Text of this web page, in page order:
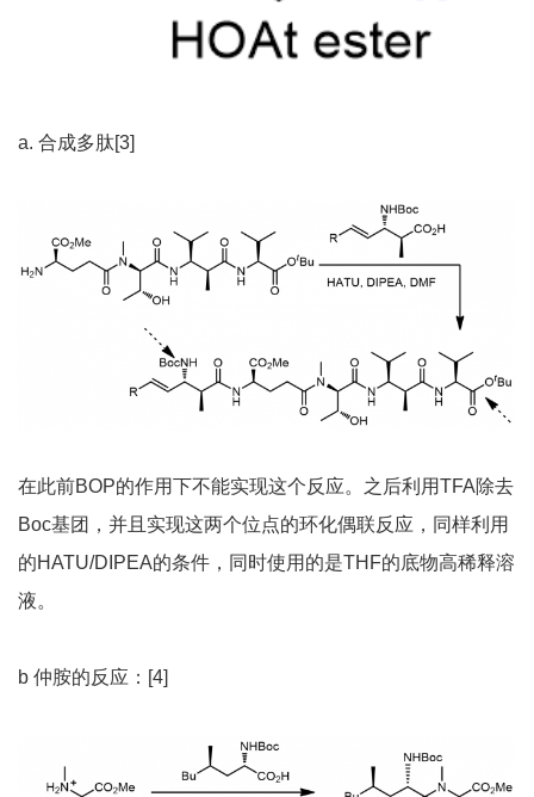
a. 合成多肽[3]
在此前BOP的作用下不能实现这个反应。之后利用TFA除去
Boc基团，并且实现这两个位点的环化偶联反应，同样利用
的HATU/DIPEA的条件，同时使用的是THF的底物高稀释溶
液。
b 仲胺的反应：[4]